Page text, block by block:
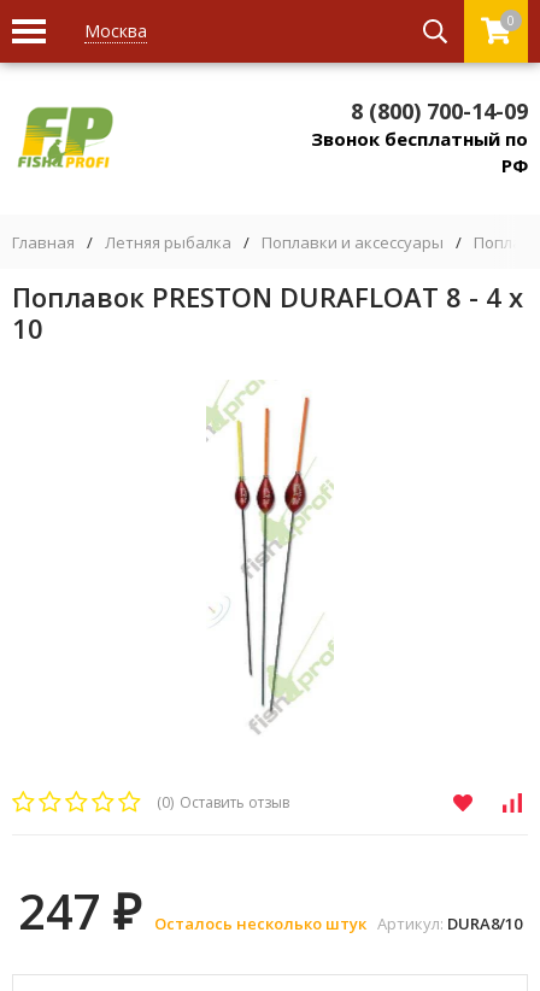
Москва 0
8 (800) 700-14-09
Звонок бесплатный по
РФ
Главная / Летняя рыбалка / Поплавки и аксессуары /
Поплавок PRESTON DURAFLOAT 8 - 4 x
10
(0) Оставить отзыв
Артикул: DURA8/10
Осталось несколько штук
247 ₽